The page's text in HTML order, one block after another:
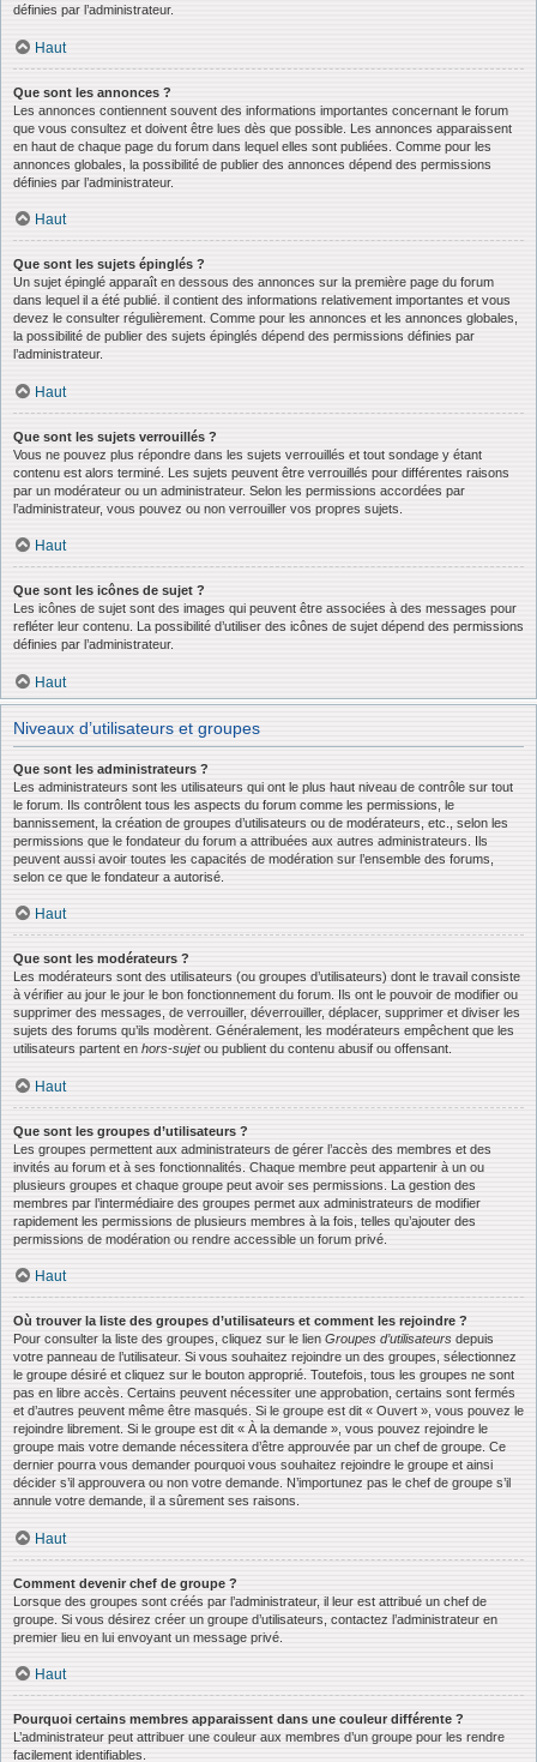
définies par l’administrateur.
Haut
Que sont les annonces ?
Les annonces contiennent souvent des informations importantes concernant le forum
que vous consultez et doivent être lues dès que possible. Les annonces apparaissent
en haut de chaque page du forum dans lequel elles sont publiées. Comme pour les
annonces globales, la possibilité de publier des annonces dépend des permissions
définies par l’administrateur.
Haut
Que sont les sujets épinglés ?
Un sujet épinglé apparaît en dessous des annonces sur la première page du forum
dans lequel il a été publié. il contient des informations relativement importantes et vous
devez le consulter régulièrement. Comme pour les annonces et les annonces globales,
la possibilité de publier des sujets épinglés dépend des permissions définies par
l’administrateur.
Haut
Que sont les sujets verrouillés ?
Vous ne pouvez plus répondre dans les sujets verrouillés et tout sondage y étant
contenu est alors terminé. Les sujets peuvent être verrouillés pour différentes raisons
par un modérateur ou un administrateur. Selon les permissions accordées par
l’administrateur, vous pouvez ou non verrouiller vos propres sujets.
Haut
Que sont les icônes de sujet ?
Les icônes de sujet sont des images qui peuvent être associées à des messages pour
refléter leur contenu. La possibilité d’utiliser des icônes de sujet dépend des permissions
définies par l’administrateur.
Haut
Niveaux d’utilisateurs et groupes
Que sont les administrateurs ?
Les administrateurs sont les utilisateurs qui ont le plus haut niveau de contrôle sur tout
le forum. Ils contrôlent tous les aspects du forum comme les permissions, le
bannissement, la création de groupes d’utilisateurs ou de modérateurs, etc., selon les
permissions que le fondateur du forum a attribuées aux autres administrateurs. Ils
peuvent aussi avoir toutes les capacités de modération sur l’ensemble des forums,
selon ce que le fondateur a autorisé.
Haut
Que sont les modérateurs ?
Les modérateurs sont des utilisateurs (ou groupes d’utilisateurs) dont le travail consiste
à vérifier au jour le jour le bon fonctionnement du forum. Ils ont le pouvoir de modifier ou
supprimer des messages, de verrouiller, déverrouiller, déplacer, supprimer et diviser les
sujets des forums qu’ils modèrent. Généralement, les modérateurs empêchent que les
utilisateurs partent en hors-sujetou publient du contenu abusif ou offensant.
Haut
Que sont les groupes d’utilisateurs ?
Les groupes permettent aux administrateurs de gérer l’accès des membres et des
invités au forum et à ses fonctionnalités. Chaque membre peut appartenir à un ou
plusieurs groupes et chaque groupe peut avoir ses permissions. La gestion des
membres par l’intermédiaire des groupes permet aux administrateurs de modifier
rapidement les permissions de plusieurs membres à la fois, telles qu’ajouter des
permissions de modération ou rendre accessible un forum privé.
Haut
Où trouver la liste des groupes d’utilisateurs et comment les rejoindre ?
Pour consulter la liste des groupes, cliquez sur le lien Groupes d’utilisateurs depuis
votre panneau de l’utilisateur. Si vous souhaitez rejoindre un des groupes, sélectionnez
le groupe désiré et cliquez sur le bouton approprié. Toutefois, tous les groupes ne sont
pas en libre accès. Certains peuvent nécessiter une approbation, certains sont fermés
et d’autres peuvent même être masqués. Si le groupe est dit « Ouvert », vous pouvez le
rejoindre librement. Si le groupe est dit « À la demande », vous pouvez rejoindre le
groupe mais votre demande nécessitera d’être approuvée par un chef de groupe. Ce
dernier pourra vous demander pourquoi vous souhaitez rejoindre le groupe et ainsi
décider s’il approuvera ou non votre demande. N’importunez pas le chef de groupe s’il
annule votre demande, il a sûrement ses raisons.
Haut
Comment devenir chef de groupe ?
Lorsque des groupes sont créés par l’administrateur, il leur est attribué un chef de
groupe. Si vous désirez créer un groupe d’utilisateurs, contactez l’administrateur en
premier lieu en lui envoyant un message privé.
Haut
Pourquoi certains membres apparaissent dans une couleur différente ?
L’administrateur peut attribuer une couleur aux membres d’un groupe pour les rendre
facilement identifiables.